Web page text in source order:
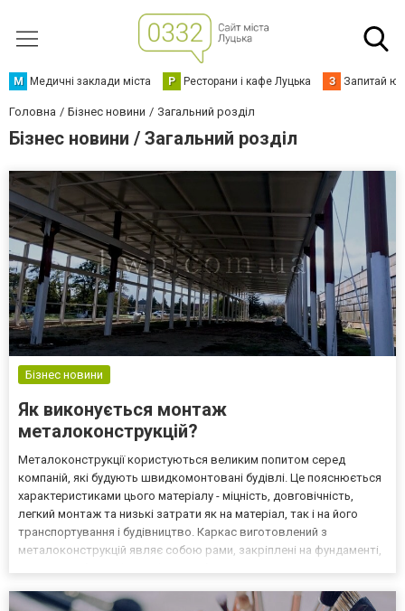
М Медичні заклади міста Р Ресторани і кафе Луцька З Запитай
Головна Бізнес новини Загальний розділ
Бізнес новини / Загальний розділ
Бізнес новини
Як виконується монтаж
металоконструкцій?
Металоконструкції користуються великим попитом серед
компаній, які будують швидкомонтовані будівлі. Це пояснюється
характеристиками цього матеріалу - міцність, довговічність,
легкий монтаж та низькі затрати як на матеріал, так і на його
транспортування і будівництво. Каркас виготовлений з
металоконструкцій являє собою рами, закріплені на фундаменті,